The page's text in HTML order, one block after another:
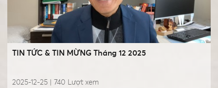
TIN TỨC & TIN MỪNG Tháng 12 2025
2025-12-25 | Lượt xem
740